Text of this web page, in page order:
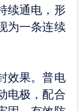
续通电，形
为一条连续
效果。普电
电极，配合